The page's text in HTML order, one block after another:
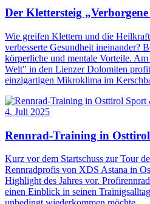
Der Klettersteig
Wie greifen Klettern und die Heilkraft
verbesserte Gesundheit ineinander?
körperliche und mentale Vorteile.
Welt" in den Lienzer Dolomiten
einzigartigen Mikroklima im
4. Juli 2025
Rennrad-Training in Osttirol
Kurz vor dem Startschuss zur Tour
Rennradprofis von XDS Astana in
Highlight des Jahres vor.
einen Einblick in seinen